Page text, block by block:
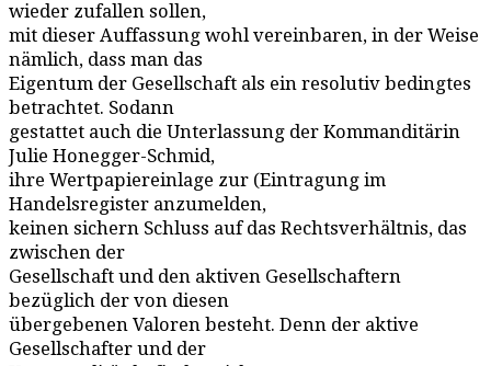
wieder zufallen sollen,
mit dieser Auffassung wohl vereinbaren, in der Weise
nämlich, dass man das
Eigentum der Gesellschaft als ein resolutiv bedingtes
betrachtet. Sodann
gestattet auch die Unterlassung der Kommanditärin
Julie Honegger-Schmid,
ihre Wertpapiereinlage zur (Eintragung im
Handelsregister anzumelden,
keinen sichern Schluss auf das Rechtsverhältnis, das
zwischen der
Gesellschaft und den aktiven Gesellschaftern
bezüglich der von diesen
übergebenen Valoren besteht. Denn der aktive
Gesellschafter und der